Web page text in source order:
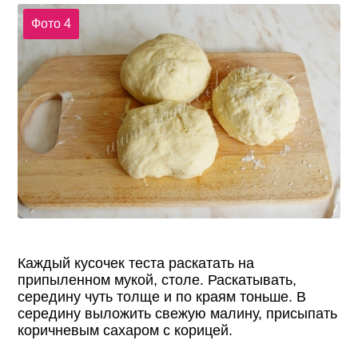
Фото 4
Каждый кусочек теста раскатать на
припыленном мукой, столе. Раскатывать,
середину чуть толще и по краям тоньше. В
середину выложить свежую малину, присыпать
коричневым сахаром с корицей.